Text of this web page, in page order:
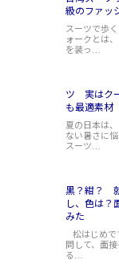
級のファッ
スーツで歩
ォークとは
を装っ…
ツ 実はク
も最適素材
夏の日本は
ない暑さに
スーツ…
黒？紺？
し、色は？
みた
松はじめで
問して、面
る…